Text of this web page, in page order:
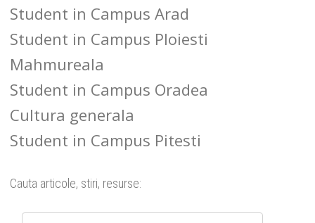
Student in Campus Arad
Student in Campus Ploiesti
Mahmureala
Student in Campus Oradea
Cultura generala
Student in Campus Pitesti
Cauta articole, stiri, resurse: